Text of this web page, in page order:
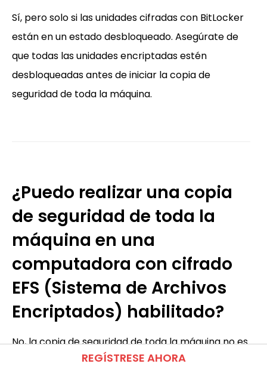
Sí, pero solo si las unidades cifradas con BitLocker
están en un estado desbloqueado. Asegúrate de
que todas las unidades encriptadas estén
desbloqueadas antes de iniciar la copia de
seguridad de toda la máquina.
¿Puedo realizar una copia
de seguridad de toda la
máquina en una
computadora con cifrado
EFS (Sistema de Archivos
Encriptados) habilitado?
No, la copia de seguridad de toda la máquina no es
compatible con computadoras con cifrado EFS
REGÍSTRESE AHORA